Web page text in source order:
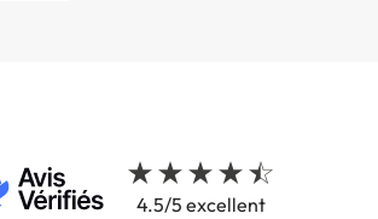
4.5/5 excellent